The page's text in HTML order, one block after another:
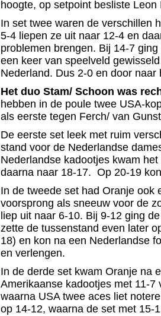
hoogte, op setpoint besliste
In set twee waren de verschillen
5-4 liepen ze uit naar 12-4 en
problemen brengen. Bij 14-7
een keer van speelveld
Nederland. Dus 2-0 en door naar
Het duo Stam/ Schoon was
hebben in de poule twee USA-
als eerste tegen Ferch/ van
De eerste set leek met ruim
stand voor de Nederlandse
Nederlandse kadootjes kwam
daarna naar 18-17. Op 20-19
In de tweede set had Oranje ook
voorsprong als sneeuw voor de
liep uit naar 6-10. Bij 9-12 ging
zette de tussenstand even later
18) en kon na een Nederlandse
en verlengen.
In de derde set kwam Oranje na
Amerikaanse kadootjes met 11-
waarna USA twee aces liet
op 14-12, waarna de set met 15-